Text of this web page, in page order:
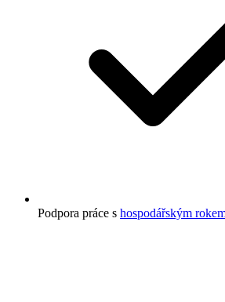
Podpora práce s hospodářským